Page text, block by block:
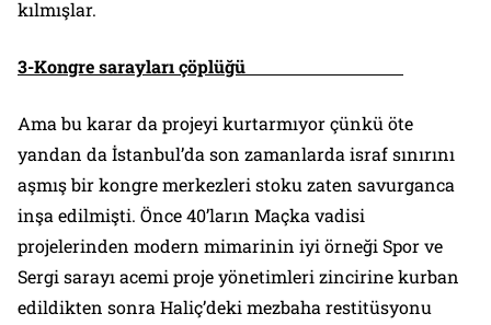
kılmışlar.
3-Kongre sarayları çöplüğü
Ama bu karar da projeyi kurtarmıyor çünkü öte
yandan da İstanbul’da son zamanlarda israf sınırını
aşmış bir kongre merkezleri stoku zaten savurganca
inşa edilmişti. Önce 40’ların Maçka vadisi
projelerinden modern mimarinin iyi örneğiSpor ve
Sergi sarayıacemi proje yönetimleri zincirine kurban
edildikten sonra Haliç’deki mezbaha restitüsyonu